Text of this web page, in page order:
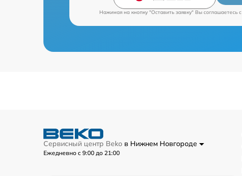
Нажимая на кнопку "Оставить заявку" Вы соглашаетесь c
Сервисный центр Beko в Нижнем Новгороде
Ежедневно с 9:00 до 21:00